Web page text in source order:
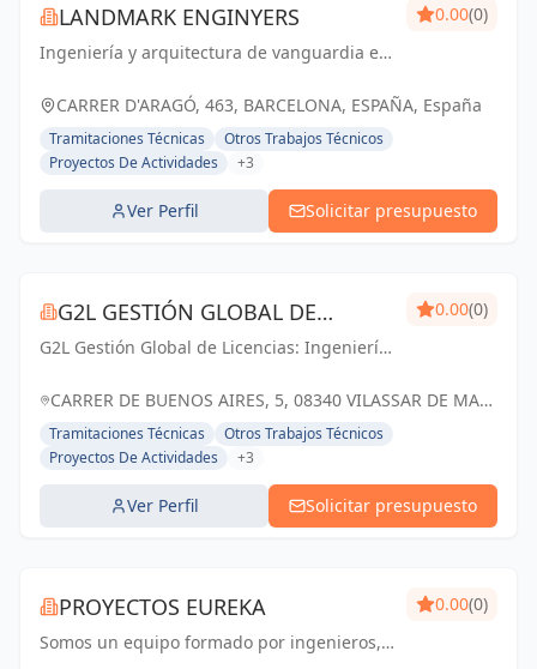
LANDMARK ENGINYERS
Ingeniería y arquitectura de vanguardia en
que marcan la diferencia.
0.00(0)
CARRER D'ARAGÓ, 463, BARCELONA, ESPAÑA, España
Tramitaciones Técnicas
Otros Trabajos Técnicos
Proyectos De Actividades
+3
Ver Perfil Solicitar presupuesto
G2L GESTIÓN GLOBAL DE
LICENCIAS
G2L Gestión Global de Licencias: Ingeniería
y tramitación de Proyectos de Licencia de
0.00(0)
CARRER DE BUENOS AIRES, 5, 08340 VILASSAR DE MAR,
BARCELONA, ESPAÑA, España
Tramitaciones Técnicas
Otros Trabajos Técnicos
Proyectos De Actividades
+3
Ver Perfil Solicitar presupuesto
PROYECTOS EUREKA
Somos un equipo formado por ingenieros,
0.00(0)